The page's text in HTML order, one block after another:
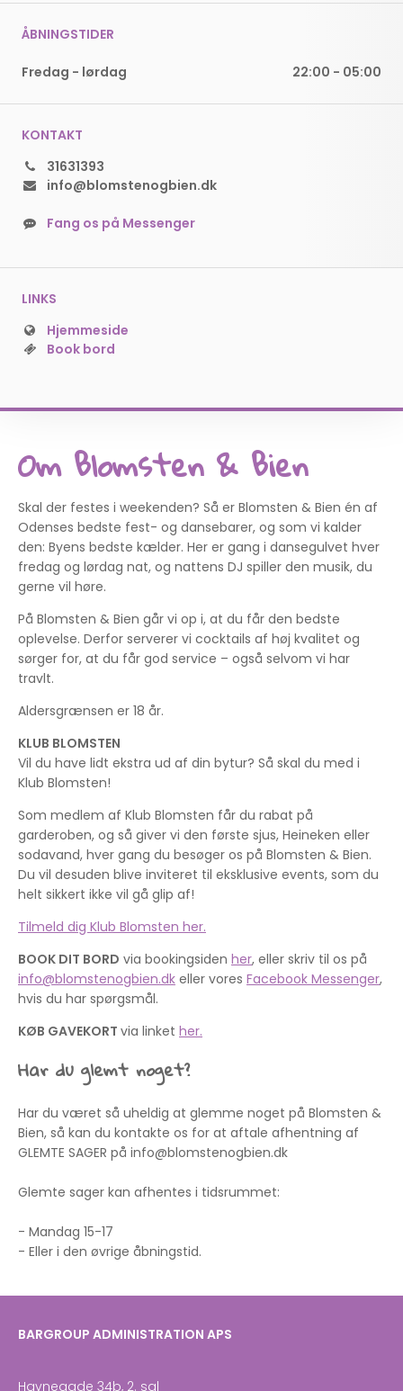
ÅBNINGSTIDER
Fredag - lørdag 22:00 - 05:00
KONTAKT
31631393
info@blomstenogbien.dk
Fang os på Messenger
LINKS
Hjemmeside
Book bord
Om Blomsten & Bien
Skal der festes i weekenden? Så er Blomsten & Bien én af
Odenses bedste fest- og dansebarer, og som vi kalder
den: Byens bedste kælder. Her er gang i dansegulvet hver
fredag og lørdag nat, og nattens DJ spiller den musik, du
gerne vil høre.
På Blomsten & Bien går vi op i, at du får den bedste
oplevelse. Derfor serverer vi cocktails af høj kvalitet og
sørger for, at du får god service – også selvom vi har
travlt.
Aldersgrænsen er 18 år.
KLUB BLOMSTEN
Vil du have lidt ekstra ud af din bytur? Så skal du med i
Klub Blomsten!
Som medlem af Klub Blomsten får du rabat på
garderoben, og så giver vi den første sjus, Heineken eller
sodavand, hver gang du besøger os på Blomsten & Bien.
Du vil desuden blive inviteret til eksklusive events, som du
helt sikkert ikke vil gå glip af!
Tilmeld dig Klub Blomsten her.
BOOK DIT BORD via bookingsiden her, eller skriv til os på
info@blomstenogbien.dk eller vores Facebook Messenger,
hvis du har spørgsmål.
KØB GAVEKORT via linket her.
Har du glemt noget?
Har du været så uheldig at glemme noget på Blomsten &
Bien, så kan du kontakte os for at aftale afhentning af
GLEMTE SAGER på info@blomstenogbien.dk
Glemte sager kan afhentes i tidsrummet:
- Mandag 15-17
- Eller i den øvrige åbningstid.
BARGROUP ADMINISTRATION APS
Havnegade 34b, 2. sal